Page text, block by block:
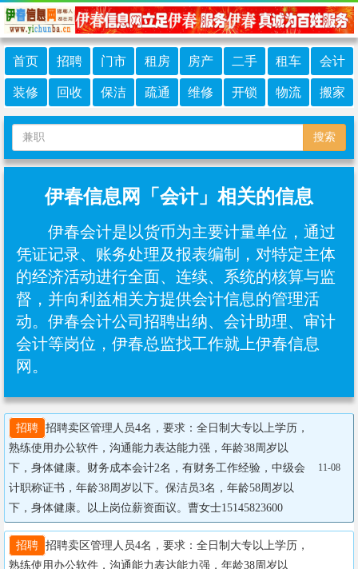
首页 招聘 门市 租房 房产 二手 租车 会计
装修 回收 保洁 疏通 维修 开锁 物流 搬家
搜索
伊春信息网「会计」相关的信息
伊春会计是以货币为主要计量单位，通过
凭证记录、账务处理及报表编制，对特定主体
的经济活动进行全面、连续、系统的核算与监
督，并向利益相关方提供会计信息的管理活
动。伊春会计公司招聘出纳、‌会计助理、审计
会计等岗位，伊春总监找工作就上伊春信息
网。
招聘 招聘卖区管理人员4名，要求：全日制大专以上学历，
熟练使用办公软件，沟通能力表达能力强，年龄38周岁以
下，身体健康。财务成本会计2名，有财务工作经验，中级会
计职称证书，年龄38周岁以下。保洁员3名，年龄58周岁以
下，身体健康。以上岗位薪资面议。曹女士15145823600
11-08
招聘 招聘卖区管理人员4名，要求：全日制大专以上学历，
熟练使用办公软件，沟通能力表达能力强，年龄38周岁以